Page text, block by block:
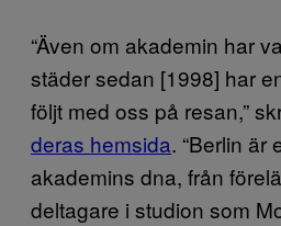
“Även om akademin har
städer sedan [1998] har
följt med oss på resan,”
deras hemsida. “Berlin är
akademins dna, från
deltagare i studion som